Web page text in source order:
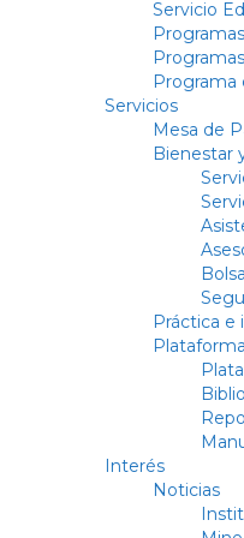
Servicio
Programa
Servicios
Mesa de
Bienestar
Práctica e
Interés
Noticias